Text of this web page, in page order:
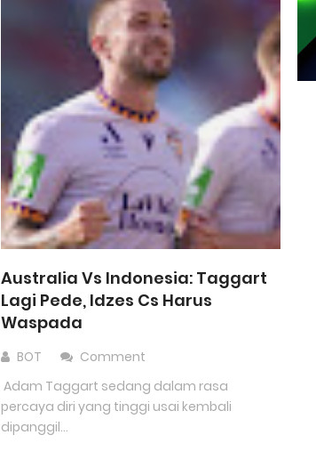
Australia Vs Indonesia: Taggart
Lagi Pede, Idzes Cs Harus
Waspada
BOT
Comment
Adam Taggart sedang dalam rasa
percaya diri yang tinggi usai kembali
dipanggil...